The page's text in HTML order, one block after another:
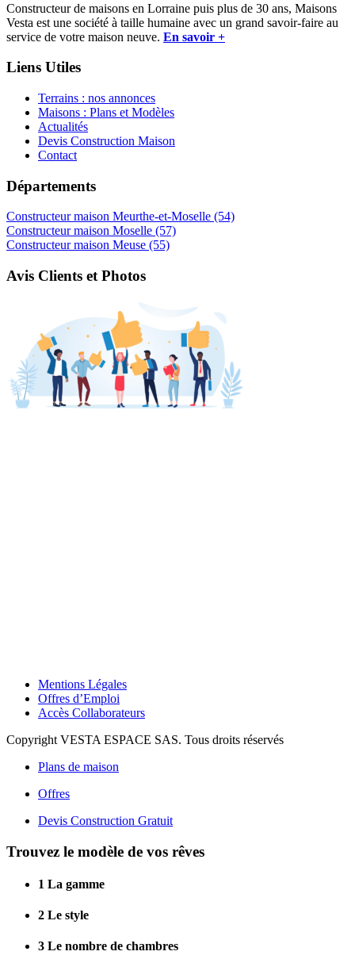
Constructeur de maisons en Lorraine puis plus de 30 ans, Maisons
Vesta est une société à taille humaine avec un grand savoir-faire au
service de votre maison neuve. En savoir +
Liens Utiles
Terrains : nos annonces
Maisons : Plans et Modèles
Actualités
Devis Construction Maison
Contact
Départements
Constructeur maison Meurthe-et-Moselle (54)
Constructeur maison Moselle (57)
Constructeur maison Meuse (55)
Avis Clients et Photos
Mentions Légales
Offres d’Emploi
Accès Collaborateurs
Copyright VESTA ESPACE SAS. Tous droits réservés
Plans de maison
Offres
Devis Construction Gratuit
Trouvez le modèle de vos rêves
1 La gamme
2 Le style
3 Le nombre de chambres